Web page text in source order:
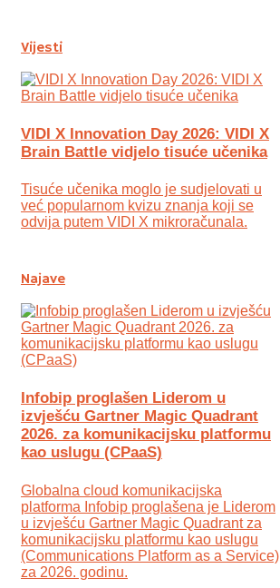
Vijesti
VIDI X Innovation Day 2026: VIDI X
Brain Battle vidjelo tisuće učenika
Tisuće učenika moglo je sudjelovati u
već popularnom kvizu znanja koji se
odvija putem VIDI X mikroračunala.
Najave
Infobip proglašen Liderom u
izvješću Gartner Magic Quadrant
2026. za komunikacijsku platformu
kao uslugu (CPaaS)
Globalna cloud komunikacijska
platforma Infobip proglašena je Liderom
u izvješću Gartner Magic Quadrant za
komunikacijsku platformu kao uslugu
(Communications Platform as a Service)
za 2026. godinu.